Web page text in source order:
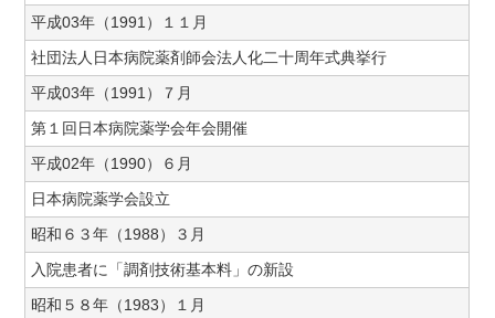
平成03年（1991）１１月
社団法人日本病院薬剤師会法人化二十周年式典挙行
平成03年（1991）７月
第１回日本病院薬学会年会開催
平成02年（1990）６月
日本病院薬学会設立
昭和６３年（1988）３月
入院患者に「調剤技術基本料」の新設
昭和５８年（1983）１月